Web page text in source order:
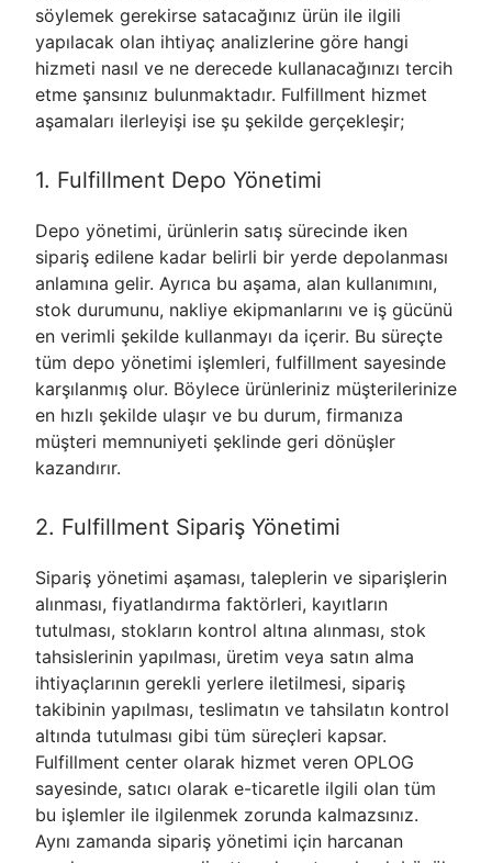
söylemek gerekirse satacağınız ürün ile ilgili
yapılacak olan ihtiyaç analizlerine göre hangi
hizmeti nasıl ve ne derecede kullanacağınızı tercih
etme şansınız bulunmaktadır. Fulfillment hizmet
aşamaları ilerleyişi ise şu şekilde gerçekleşir;
1. Fulfillment Depo Yönetimi
Depo yönetimi, ürünlerin satış sürecinde iken
sipariş edilene kadar belirli bir yerde depolanması
anlamına gelir. Ayrıca bu aşama, alan kullanımını,
stok durumunu, nakliye ekipmanlarını ve iş gücünü
en verimli şekilde kullanmayı da içerir. Bu süreçte
tüm depo yönetimi işlemleri, fulfillment sayesinde
karşılanmış olur. Böylece ürünleriniz müşterilerinize
en hızlı şekilde ulaşır ve bu durum, firmanıza
müşteri memnuniyeti şeklinde geri dönüşler
kazandırır.
2. Fulfillment Sipariş Yönetimi
Sipariş yönetimi aşaması, taleplerin ve siparişlerin
alınması, fiyatlandırma faktörleri, kayıtların
tutulması, stokların kontrol altına alınması, stok
tahsislerinin yapılması, üretim veya satın alma
ihtiyaçlarının gerekli yerlere iletilmesi, sipariş
takibinin yapılması, teslimatın ve tahsilatın kontrol
altında tutulması gibi tüm süreçleri kapsar.
Fulfillment center olarak hizmet veren OPLOG
sayesinde, satıcı olarak e-ticaretle ilgili olan tüm
bu işlemler ile ilgilenmek zorunda kalmazsınız.
Aynı zamanda sipariş yönetimi için harcanan